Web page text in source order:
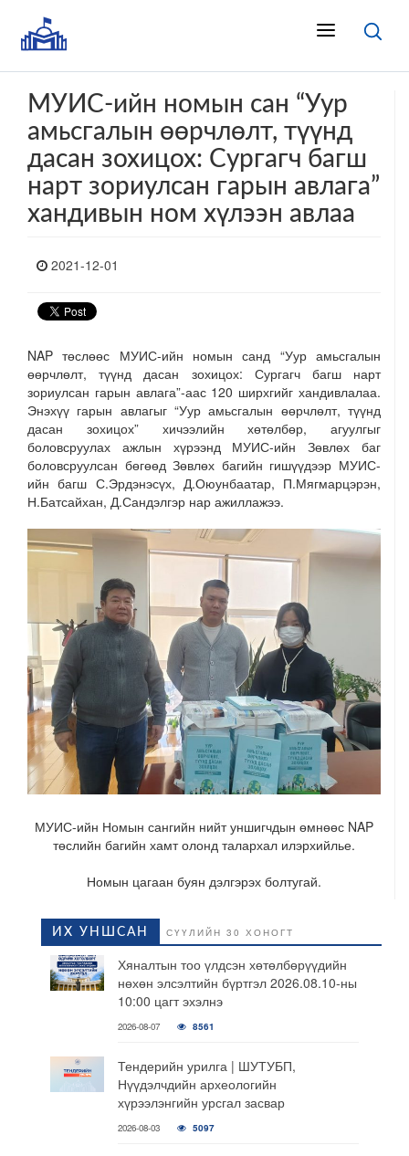
МУИС-ийн номын сан “Уур
амьсгалын өөрчлөлт, түүнд
дасан зохицох: Сургагч багш
нарт зориулсан гарын авлага”
хандивын ном хүлээн авлаа
2021-12-01
NAP төслөөс МУИС-ийн номын санд “Уур амьсгалын
өөрчлөлт, түүнд дасан зохицох: Сургагч багш нарт
зориулсан гарын авлага”-аас 120 ширхгийг хандивлалаа.
Энэхүү гарын авлагыг “Уур амьсгалын өөрчлөлт, түүнд
дасан зохицох” хичээлийн хөтөлбөр, агуулгыг
боловсруулах ажлын хүрээнд МУИС-ийн Зөвлөх баг
боловсруулсан бөгөөд Зөвлөх багийн гишүүдээр МУИС-
ийн багш С.Эрдэнэсүх, Д.Оюунбаатар, П.Мягмарцэрэн,
Н.Батсайхан, Д.Сандэлгэр нар ажиллажээ.
МУИС-ийн Номын сангийн нийт уншигчдын өмнөөс NAP
төслийн багийн хамт олонд талархал илэрхийлье.
Номын цагаан буян дэлгэрэх болтугай.
ИХ УНШСАН СҮҮЛИЙН 30 ХОНОГТ
Хяналтын тоо үлдсэн хөтөлбөрүүдийн
нөхөн элсэлтийн бүртгэл 2026.08.10-ны
10:00 цагт эхэлнэ
2026-08-07 8561
Тендерийн урилга | ШУТУБП,
Нүүдэлчдийн археологийн
хүрээлэнгийн урсгал засвар
2026-08-03 5097